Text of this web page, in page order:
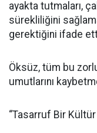
ayakta tutmaları,
sürekliliğini
gerektiğini ifade
Öksüz, tüm bu
umutlarını
“Tasarruf Bir